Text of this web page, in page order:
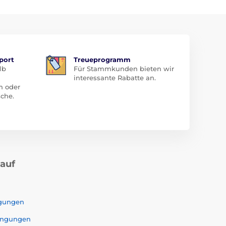
oder
Treueprogramm
Für Stammkunden bieten wir
interessante Rabatte an.